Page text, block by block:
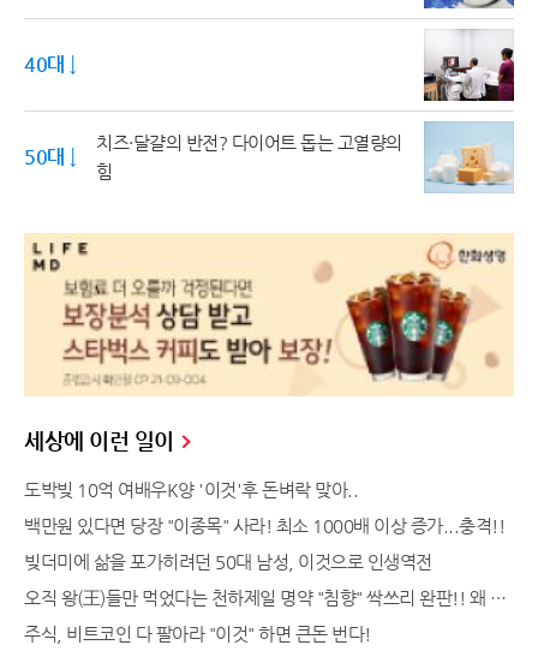
40대 ↓
50대 ↓
치즈·달걀의 반전? 다이어트 돕는 고열량의
힘
세상에 이런 일이
도박빚 10억 여배우K양 '이것'후 돈벼락 맞아..
백만원 있다면 당장 "이종목" 사라! 최소 1000배 이상 증가...충격!!
빚더미에 삶을 포가히려던 50대 남성, 이것으로 인생역전
오직 왕(王)들만 먹었다는 천하제일 명약 "침향" 싹쓰리 완판!! 왜 난리났나 봤더니..경악!
주식, 비트코인 다 팔아라 "이것" 하면 큰돈 번다!